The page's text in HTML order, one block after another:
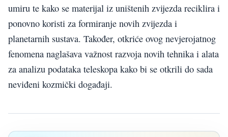
umiru te kako se materijal iz uništenih zvijezda reciklira i
ponovno koristi za formiranje novih zvijezda i
planetarnih sustava. Također, otkriće ovog nevjerojatnog
fenomena naglašava važnost razvoja novih tehnika i alata
za analizu podataka teleskopa kako bi se otkrili do sada
neviđeni kozmički događaji.